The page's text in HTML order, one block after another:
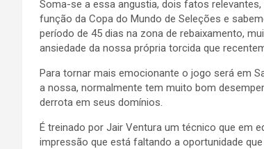
Soma-se a essa angustia, dois fatos
função da Copa do Mundo de Seleções e
período de 45 dias na zona de rebaixamento,
ansiedade da nossa própria torcida que
Para tornar mais emocionante o jogo será em
a nossa, normalmente tem muito bom
derrota em seus domínios.
É treinado por Jair Ventura um técnico que em
impressão que está faltando a oportunidade